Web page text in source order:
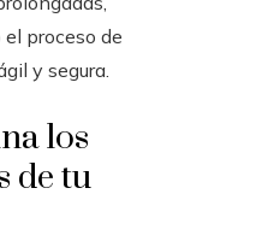
proceso de
y segura.
los
de tu